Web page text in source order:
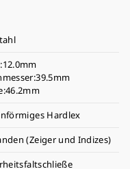
Hardlex
(Zeiger und Indizes)